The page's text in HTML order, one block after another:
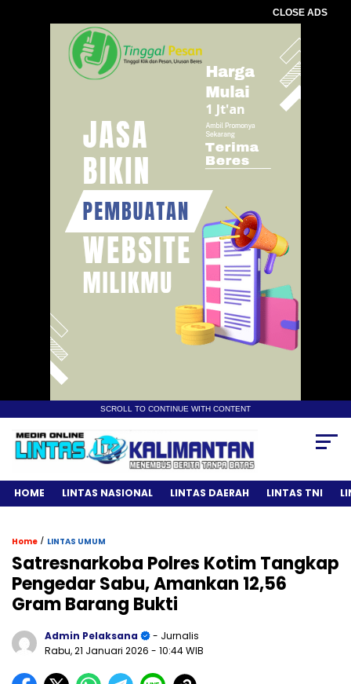
CLOSE ADS
SCROLL TO CONTINUE WITH CONTENT
HOME LINTAS NASIONAL LINTAS DAERAH LINTAS TNI
Home / LINTAS UMUM
Satresnarkoba Polres Kotim Tangkap
Pengedar Sabu, Amankan 12,56
Gram Barang Bukti
Admin Pelaksana
- Jurnalis
Rabu, 21 Januari 2026 - 10:44 WIB